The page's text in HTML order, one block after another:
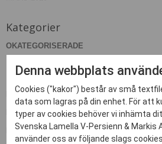
Kategorier
OKATEGORISERADE
Meta
LOGGA IN
FLÖDE FÖR INLÄGG
FLÖDE FÖR KOMMENTARER
Denna webbplats
Cookies ("kakor") består av små
data som lagras på din enhet. För att
typer av cookies behöver vi inhämta
Svenska Lamella V-Persienn & Markis
använder oss av följande slags